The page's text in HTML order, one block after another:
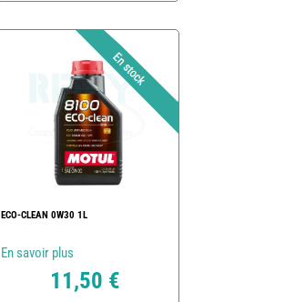
ECO-CLEAN 0W30 1L
En savoir plus
11,50 €